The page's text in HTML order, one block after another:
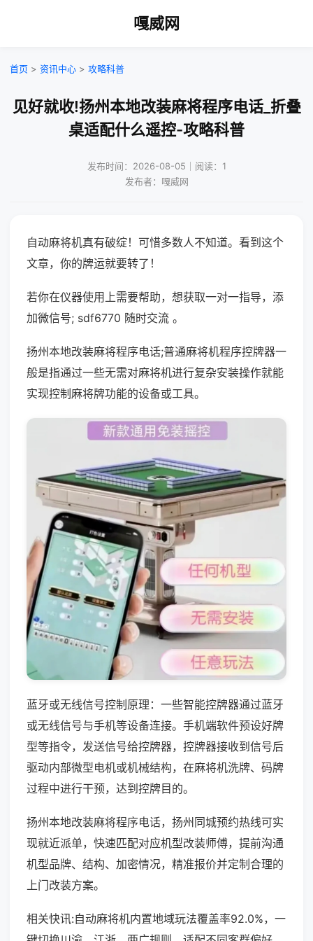
嘎威网
首页 > 资讯中心 > 攻略科普
见好就收!扬州本地改装麻将程序电话_折叠
桌适配什么遥控-攻略科普
发布时间：2026-08-05｜阅读：1
发布者：嘎威网
自动麻将机真有破绽！可惜多数人不知道。看到这个
文章，你的牌运就要转了！
若你在仪器使用上需要帮助，想获取一对一指导，添
加微信号; sdf6770 随时交流 。
扬州本地改装麻将程序电话;普通麻将机程序控牌器一
般是指通过一些无需对麻将机进行复杂安装操作就能
实现控制麻将牌功能的设备或工具。
蓝牙或无线信号控制原理：一些智能控牌器通过蓝牙
或无线信号与手机等设备连接。手机端软件预设好牌
型等指令，发送信号给控牌器，控牌器接收到信号后
驱动内部微型电机或机械结构，在麻将机洗牌、码牌
过程中进行干预，达到控牌目的。
扬州本地改装麻将程序电话，扬州同城预约热线可实
现就近派单，快速匹配对应机型改装师傅，提前沟通
机型品牌、结构、加密情况，精准报价并定制合理的
上门改装方案。
相关快讯:自动麻将机内置地域玩法覆盖率92.0%，一